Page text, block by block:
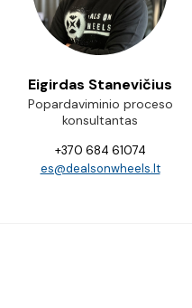
Eigirdas Stanevičius
Popardaviminio proceso
konsultantas
+370 684 61074
es@dealsonwheels.lt